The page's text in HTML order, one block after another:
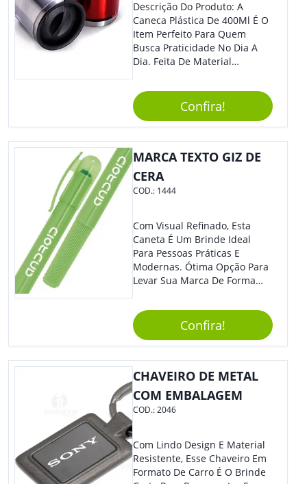
Descrição Do Produto: A
Caneca Plástica De 400Ml É O
Item Perfeito Para Quem
Busca Praticidade No Dia A
Dia. Feita De Material
Caneca É Ideal Para Ser
Utilizada Em Casa, No
Trabalho Ou Em Qualquer
Outra Atividade Do Seu
Cotidiano. Benefícios: -
Capacidade De 400Ml, Ideal
Para Diferentes Tipos De
Bebidas Quentes Ou Frias. -
Leve E Fácil De Transportar,
Qualquer Lugar. - Material
Plástico De Alta Qualidade,
Resistente A Quedas E Não
Quebra Com Facilidade. Usos
Sugeridos: - Perfeita Para
Água. - Ideal Para Levar Ao
Escritório, Para Viagens Ou
Para O Parque. - Pode Ser
Utilizada Em Eventos Ao Ar
Livre, Como Piqueniques E
Acampamentos. Adquira Já A
Sua Caneca Plástica De 400Ml
E Tenha Sempre Uma Opção
Prática E Funcional Para Suas
Confira!
MARCA TEXTO GIZ DE
CERA
COD.: 1444
Com Visual Refinado, Esta
Caneta É Um Brinde Ideal
Para Pessoas Práticas E
Modernas. Ótima Opção Para
Levar Sua Marca De Forma
Sua Empresa Em Eventos,
Reuniões Corporativas Ou Até
Mesmo Para Presentear
Colaboradores.
Confira!
CHAVEIRO DE METAL
COM EMBALAGEM
COD.:2046
Com Lindo Design E Material
Resistente, Esse Chaveiro Em
Formato De Carro É O Brinde